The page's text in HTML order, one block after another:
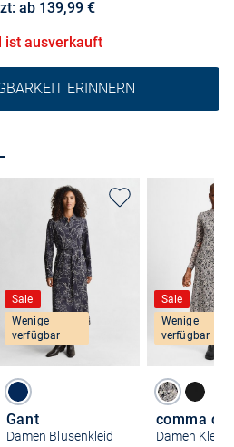
ab 139,99 €
ist ausverkauft
ERINNERN
Sale
Wenige
verfügbar
Gant
Damen Blusenkleid
Sale
Wenige
verfügbar
Damen Kleid